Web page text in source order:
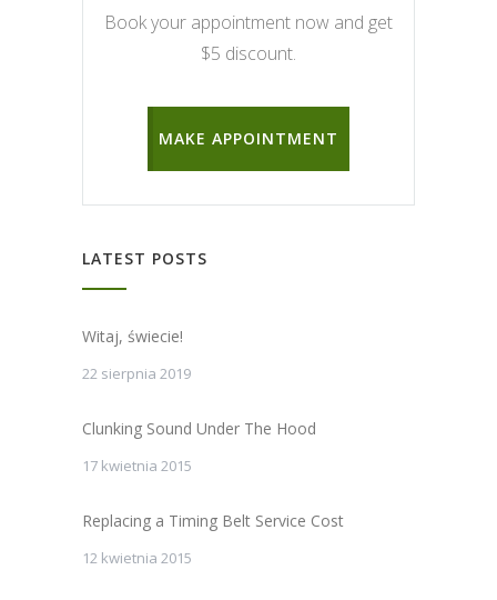
Book your appointment now and get
$5 discount.
MAKE APPOINTMENT
LATEST POSTS
Witaj, świecie!
22 sierpnia 2019
Clunking Sound Under The Hood
17 kwietnia 2015
Replacing a Timing Belt Service Cost
12 kwietnia 2015